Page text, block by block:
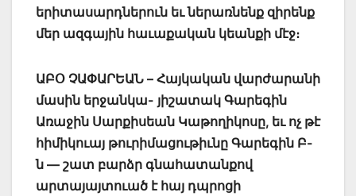
երիտասարդներուն եւ ներառնենք զիրենք
մեր ազգային հաւաքական կեանքի մէջ։
ԱԲՕ ՉԱՓԱՐԵԱՆ – Հայկական վարժարանի
մասին երջանկա- յիշատակ Գարեգին
Առաջին Սարքիսեան Կաթողիկոսը, եւ ոչ թէ
հիմիկուայ թուրիմացութիւնը Գարեգին Բ-
ն — շատ բարձր գնահատանքով
արտայայտուած է հայ դպրոցի